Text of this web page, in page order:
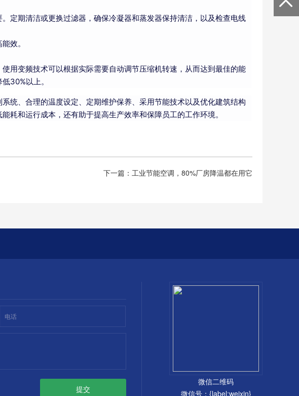
定期清洁或更换过滤器，确保冷凝器和蒸发器保持清洁，以及检查电线
效。
用变频技术可以根据实际需要自动调节压缩机转速，从而达到最佳的能
30%以上。
统、合理的温度设定、定期维护保养、采用节能技术以及优化建筑结构
耗和运行成本，还有助于提高生产效率和保障员工的工作环境。
下一篇： 工业节能空调，80%厂房降温都在用它
电话
微信二维码
微信号：{label:weixin}